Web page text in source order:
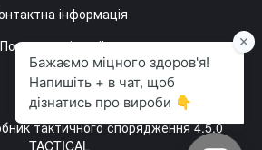
інформація
Повна версія сайту
Мапа сайту
©2022—2026
тактичного спорядження 4.5.0
TACTICAL